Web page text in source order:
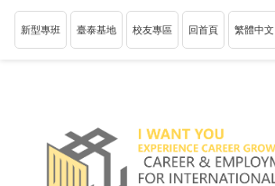
跳
主
新型專班 臺泰基地 校友專區 回首頁 繁體中文